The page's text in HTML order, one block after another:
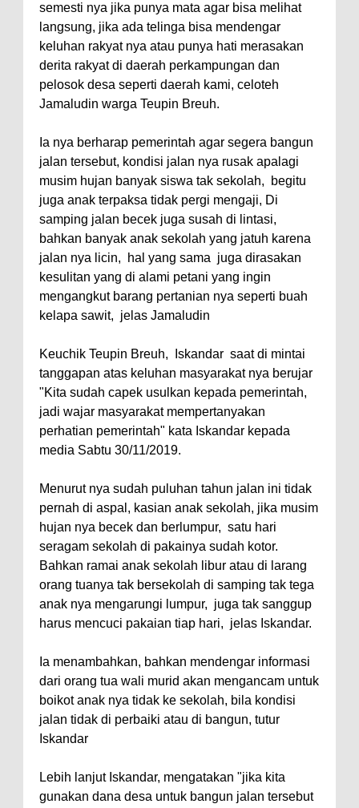
semesti nya jika punya mata agar bisa melihat
langsung, jika ada telinga bisa mendengar
keluhan rakyat nya atau punya hati merasakan
derita rakyat di daerah perkampungan dan
pelosok desa seperti daerah kami, celoteh
Jamaludin warga Teupin Breuh.
Ia nya berharap pemerintah agar segera bangun
jalan tersebut, kondisi jalan nya rusak apalagi
musim hujan banyak siswa tak sekolah, begitu
juga anak terpaksa tidak pergi mengaji, Di
samping jalan becek juga susah di lintasi,
bahkan banyak anak sekolah yang jatuh karena
jalan nya licin, hal yang sama juga dirasakan
kesulitan yang di alami petani yang ingin
mengangkut barang pertanian nya seperti buah
kelapa sawit, jelas Jamaludin
Keuchik Teupin Breuh, Iskandar saat di mintai
tanggapan atas keluhan masyarakat nya berujar
"Kita sudah capek usulkan kepada pemerintah,
jadi wajar masyarakat mempertanyakan
perhatian pemerintah" kata Iskandar kepada
media Sabtu 30/11/2019.
Menurut nya sudah puluhan tahun jalan ini tidak
pernah di aspal, kasian anak sekolah, jika musim
hujan nya becek dan berlumpur, satu hari
seragam sekolah di pakainya sudah kotor.
Bahkan ramai anak sekolah libur atau di larang
orang tuanya tak bersekolah di samping tak tega
anak nya mengarungi lumpur, juga tak sanggup
harus mencuci pakaian tiap hari, jelas Iskandar.
Ia menambahkan, bahkan mendengar informasi
dari orang tua wali murid akan mengancam untuk
boikot anak nya tidak ke sekolah, bila kondisi
jalan tidak di perbaiki atau di bangun, tutur
Iskandar
Lebih lanjut Iskandar, mengatakan "jika kita
gunakan dana desa untuk bangun jalan tersebut